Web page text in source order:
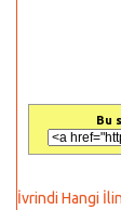
Bu
İvrindi Hangi